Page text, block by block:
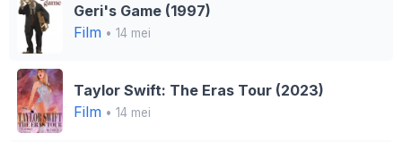
Geri's Game (1997)
Film • 14 mei
Taylor Swift: The Eras Tour (2023)
Film • 14 mei